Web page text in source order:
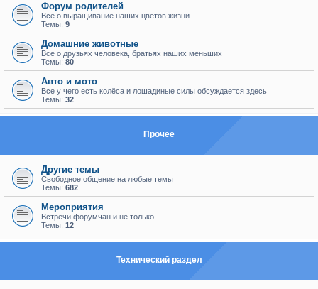
Форум родителей
Все о выращивание наших цветов жизни
Темы: 9
Домашние животные
Все о друзьях человека, братьях наших меньших
Темы: 80
Авто и мото
Все у чего есть колёса и лошадиные силы обсуждается здесь
Темы: 32
Прочее
Другие темы
Свободное общение на любые темы
Темы: 682
Мероприятия
Встречи форумчан и не только
Темы: 12
Технический раздел